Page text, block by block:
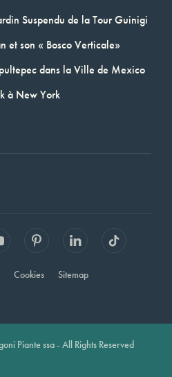
Suspendu de la Tour Guinigi
et son « Bosco Verticale»
dans la Ville de Mexico
à New York
Cookies Sitemap
Piante ssa - All Rights Reserved